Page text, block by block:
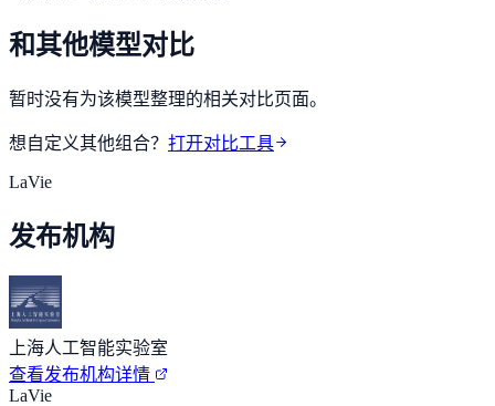
和其他模型对比
暂时没有为该模型整理的相关对比页面。
想自定义其他组合？ 打开对比工具
LaVie
发布机构
上海人工智能实验室
查看发布机构详情
LaVie